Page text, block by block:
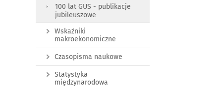
100 lat GUS - publikacje
jubileuszowe
Wskaźniki
makroekonomiczne
Czasopisma naukowe
Statystyka
międzynarodowa